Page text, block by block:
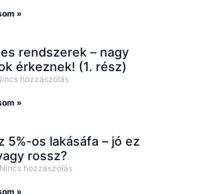
»
rendszerek – nagy
érkeznek! (1. rész)
hozzászólás
»
5%-os lakásáfa – jó ez
rossz?
Nincs hozzászólás
»